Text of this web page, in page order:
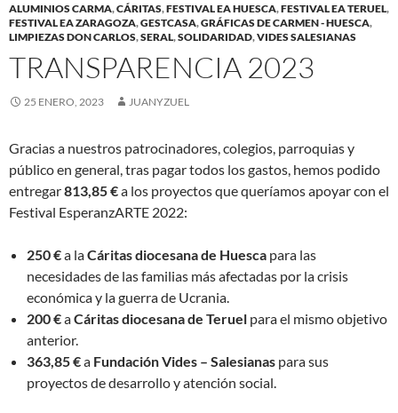
ALUMINIOS CARMA,CÁRITAS,FESTIVAL EA HUESCA,FESTIVAL EA TERUEL,
FESTIVAL EA ZARAGOZA,GESTCASA,GRÁFICAS DE CARMEN - HUESCA,
LIMPIEZAS DON CARLOS,SERAL,SOLIDARIDAD,VIDES SALESIANAS
TRANSPARENCIA 2023
25 ENERO, 2023 JUANYZUEL
Gracias a nuestros patrocinadores, colegios, parroquias y
público en general, tras pagar todos los gastos, hemos podido
entregar813,85 €a los proyectos que queríamos apoyar con el
Festival EsperanzARTE 2022:
250 €a laCáritas diocesana de Huesca para las
necesidades de las familias más afectadas por la crisis
económica y la guerra de Ucrania.
200 €aCáritas diocesana de Teruel para el mismo objetivo
anterior.
363,85 €a Fundación Vides – Salesianas para sus
proyectos de desarrollo y atención social.